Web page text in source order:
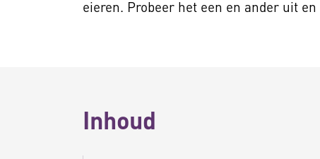
eieren. Probeer het een en ander uit
Inhoud